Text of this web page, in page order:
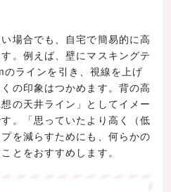
場合でも、自宅で簡易的に高
。例えば、壁にマスキングテ
ラインを引き、視線を上げ
の印象はつかめます。背の高
の天井ライン」としてイメー
。「思っていたより高く（低
を減らすためにも、何らかの
とをおすすめします。